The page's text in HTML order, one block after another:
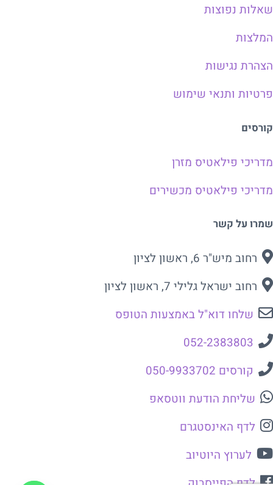
שאלות נפוצות
המלצות
הצהרת נגישות
פרטיות ותנאי שימוש
קורסים
מדריכי פילאטיס מזרן
מדריכי פילאטיס מכשירים
שמרו על קשר
רחוב מיש"ר 6, ראשון לציון
רחוב ישראל גלילי 7, ראשון לציון
שלחו דוא"ל באמצעות הטופס
052-2383803
קורסים 050-9933702
שליחת הודעת ווטסאפ
לדף האינסטגרם
לערוץ היוטיוב